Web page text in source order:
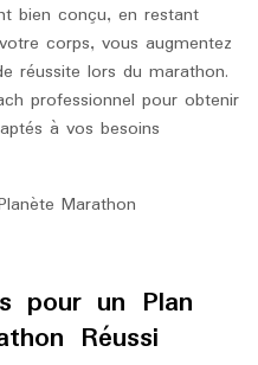
bien conçu, en restant
corps, vous augmentez
réussite lors du marathon.
professionnel pour obtenir
à vos besoins
Marathon
pour un Plan
Réussi